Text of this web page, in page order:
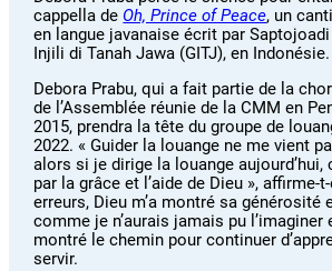
cappella de Oh, Prince of Peace, un
en langue javanaise écrit par Saptojoadi
Injili di Tanah Jawa (GITJ), en Indonésie.
Debora Prabu, qui a fait partie de la
de l’Assemblée réunie de la CMM en
2015, prendra la tête du groupe de
2022. « Guider la louange ne me vient
alors si je dirige la louange aujourd’hui,
par la grâce et l’aide de Dieu », affirme-
erreurs, Dieu m’a montré sa générosité
comme je n’aurais jamais pu l’imaginer
montré le chemin pour continuer
servir.